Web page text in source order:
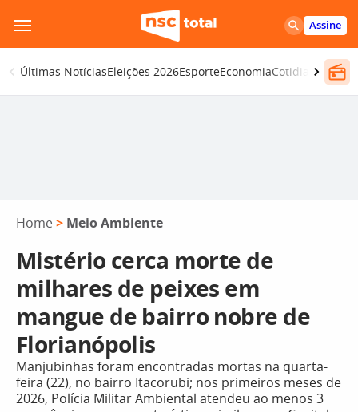
para
o
conteúdo
Assine
Últimas NotíciasEleições 2026EsporteEconomiaCotidiano
Home > Meio Ambiente
Mistério cerca morte de
milhares de peixes em
mangue de bairro nobre de
Florianópolis
Manjubinhas foram encontradas mortas na quarta-
feira (22), no bairro Itacorubi; nos primeiros meses de
2026, Polícia Militar Ambiental atendeu ao menos 3